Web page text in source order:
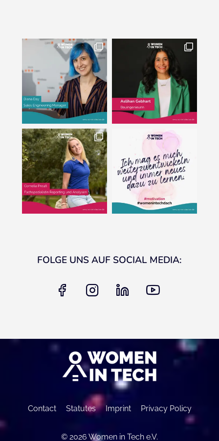
FOLGE UNS AUF SOCIAL MEDIA:
facebook instagram
Contact Statutes Imprint Privacy Policy
© 2026 Women in Tech e.V.